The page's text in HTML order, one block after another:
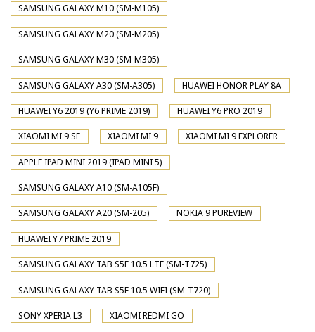
SAMSUNG GALAXY M10 (SM-M105)
SAMSUNG GALAXY M20 (SM-M205)
SAMSUNG GALAXY M30 (SM-M305)
SAMSUNG GALAXY A30 (SM-A305) HUAWEI HONOR PLAY 8A
HUAWEI Y6 2019 (Y6 PRIME 2019) HUAWEI Y6 PRO 2019
XIAOMI MI 9 SE XIAOMI MI 9 XIAOMI MI 9 EXPLORER
APPLE IPAD MINI 2019 (IPAD MINI 5)
SAMSUNG GALAXY A10 (SM-A105F)
SAMSUNG GALAXY A20 (SM-205) NOKIA 9 PUREVIEW
HUAWEI Y7 PRIME 2019
SAMSUNG GALAXY TAB S5E 10.5 LTE (SM-T725)
SAMSUNG GALAXY TAB S5E 10.5 WIFI (SM-T720)
SONY XPERIA L3 XIAOMI REDMI GO